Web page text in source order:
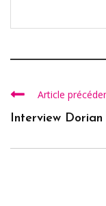
Article
Interview